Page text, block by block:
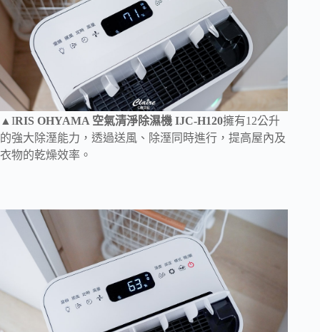
▲IRIS OHYAMA 空氣清淨除濕機 IJC-H120擁有12公升
的強大除溼能力，透過送風、除溼同時進行，提高屋內及
衣物的乾燥效率。